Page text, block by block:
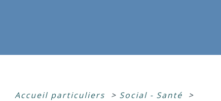
Accueil particuliers > Social - Santé
>